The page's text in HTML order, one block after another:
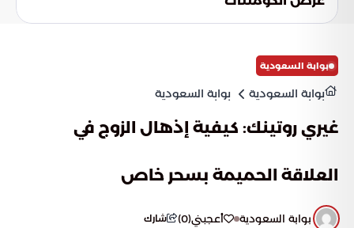
المنزلية من السيطرة عليها بشكل كامل. يوفر المتخصصون حلًا
احترافيًا وفعالًا بفضل خبرتهم في تحديد أماكن البق واستخدام
بوابة السعودية
بوابة السعودية بوابة السعودية
غيري روتينك: كيفية إذهال الزوج في
العلاقة الحميمة بسحر خاص
بوابة السعودية أعجبني(
0
) شارك